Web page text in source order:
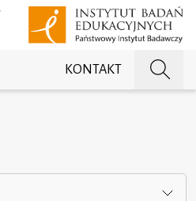
KONTAKT